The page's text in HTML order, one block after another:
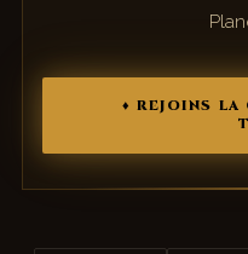
♦ REJOINS LA